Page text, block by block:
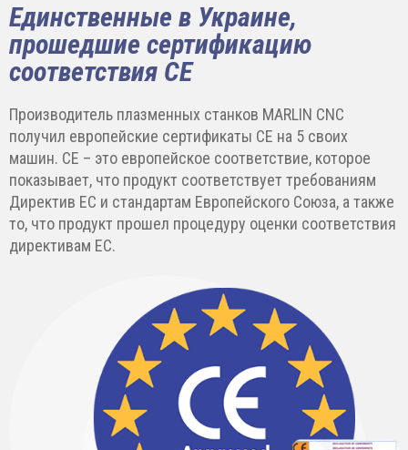
Единственные в Украине,
прошедшие сертификацию
соответствия CE
Производитель плазменных станков MARLIN CNC
получил европейские сертификаты CE на 5 своих
машин. CE – это европейское соответствие, которое
показывает, что продукт соответствует требованиям
Директив ЕС и стандартам Европейского Союза, а также
то, что продукт прошел процедуру оценки соответствия
директивам ЕС.